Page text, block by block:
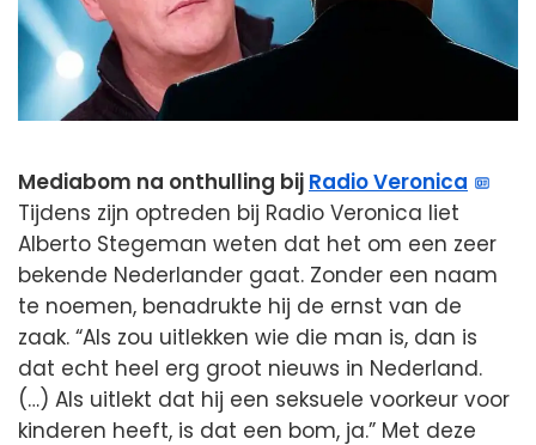
Mediabom na onthulling bij Radio Veronica
Tijdens zijn optreden bij Radio Veronica liet
Alberto Stegeman weten dat het om een zeer
bekende Nederlander gaat. Zonder een naam
te noemen, benadrukte hij de ernst van de
zaak. “Als zou uitlekken wie die man is, dan is
dat echt heel erg groot nieuws in Nederland.
(…) Als uitlekt dat hij een seksuele voorkeur voor
kinderen heeft, is dat een bom, ja.” Met deze